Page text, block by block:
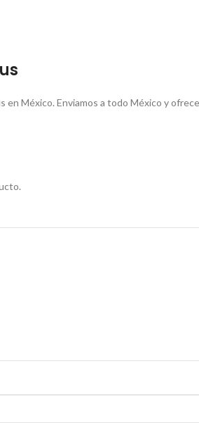
México. Enviamos a todo México y